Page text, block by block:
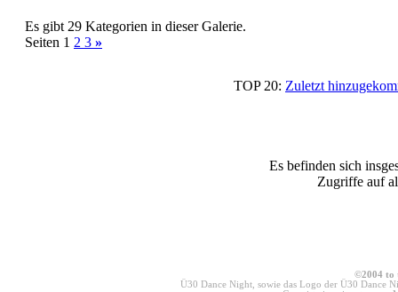
Es gibt 29 Kategorien in dieser Galerie.
Seiten 1 2 3 »
TOP 20: Zuletzt
Es befinden sich
Zugriffe auf
©2004 to
Ü30 Dance Night, sowie das Logo der Ü30 Dance